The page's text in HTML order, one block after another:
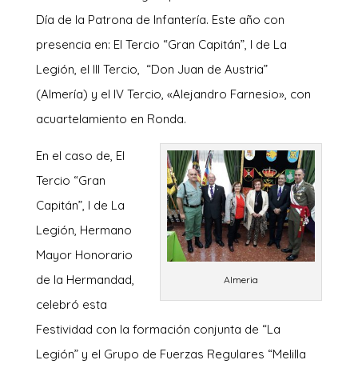
Día de la Patrona de Infantería. Este año con
presencia en: El Tercio “Gran Capitán”, I de La
Legión, el III Tercio, “Don Juan de Austria”
(Almería) y el IV Tercio, «Alejandro Farnesio», con
acuartelamiento en Ronda.
Almeria
En el caso de, El
Tercio “Gran
Capitán”, I de La
Legión, Hermano
Mayor Honorario
de la Hermandad,
celebró esta
Festividad con la formación conjunta de “La
Legión” y el Grupo de Fuerzas Regulares “Melilla